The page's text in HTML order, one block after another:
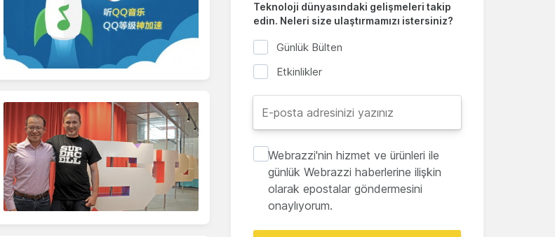
Teknoloji dünyasındaki gelişmeleri takip
edin. Neleri size ulaştırmamızı istersiniz?
Günlük Bülten
Etkinlikler
Webrazzi'nin hizmet ve ürünleri ile
günlük Webrazzi haberlerine ilişkin
olarak epostalar göndermesini
onaylıyorum.